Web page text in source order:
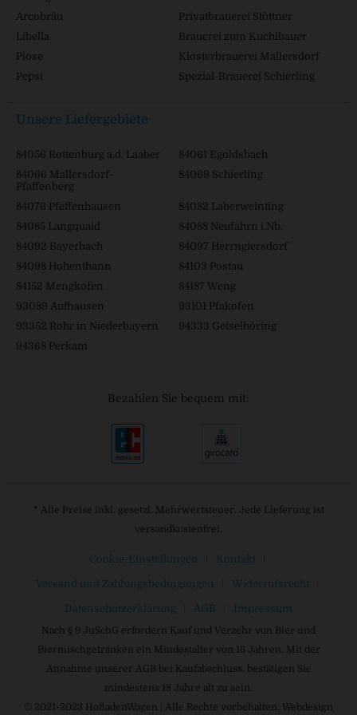
Arcobräu
Privatbrauerei Stöttner
Libella
Brauerei zum Kuchlbauer
Plose
Klosterbrauerei Mallersdorf
Pepsi
Spezial-Brauerei Schierling
Unsere Liefergebiete
84056 Rottenburg a.d. Laaber
84061 Egoldsbach
84066 Mallersdorf-
Pfaffenberg
84069 Schierling
84076 Pfeffenhausen
84082 Laberweinting
84085 Langquaid
84088 Neufahrn i.Nb.
84092 Bayerbach
84097 Herrngiersdorf
84098 Hohenthann
84103 Postau
84152 Mengkofen
84187 Weng
93089 Aufhausen
93101 Pfakofen
93352 Rohr in Niederbayern
94333 Geiselhöring
94368 Perkam
Bezahlen Sie bequem mit:
* Alle Preise inkl. gesetzl. Mehrwertsteuer. Jede Lieferung ist
versandkostenfrei.
Cookie-Einstellungen Kontakt
Versand und Zahlungsbedingungen Widerrufsrecht
Datenschutzerklärung AGB Impressum
Nach § 9 JuSchG erfordern Kauf und Verzehr von Bier und
Biermischgetränken ein Mindestalter von 16 Jahren. Mit der
Annahme unserer AGB bei Kaufabschluss, bestätigen Sie
mindestens 18 Jahre alt zu sein.
© 2021-2023 HofladenWagen | Alle Rechte vorbehalten. Webdesign